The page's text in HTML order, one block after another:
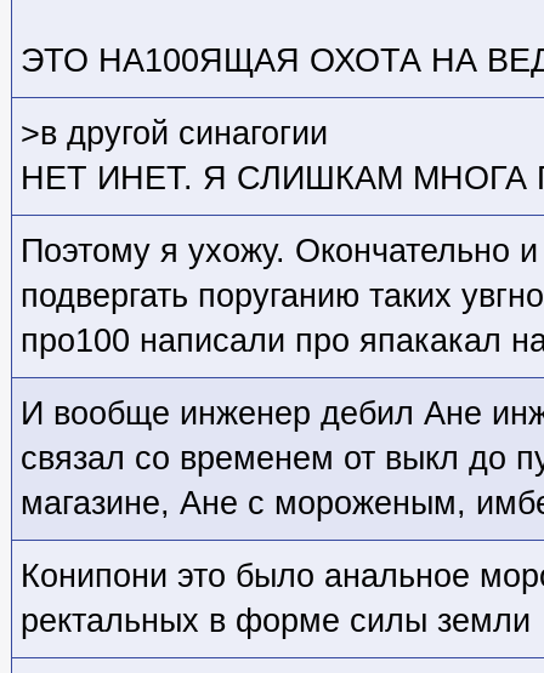
ЭТО НА100ЯЩАЯ ОХОТА НА
>в другой синагогии
НЕТ ИНЕТ. Я СЛИШКАМ МНОГА
Поэтому я ухожу. Окончательно
подвергать поруганию таких
про100 написали про япакакал
И вообще инженер дебил Ане
связал со временем от выкл до
магазине, Ане с мороженым,
Конипони это было анальное
ректальных в форме силы земли